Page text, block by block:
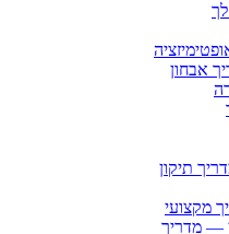
תיקון
מקצועי
— מדריך